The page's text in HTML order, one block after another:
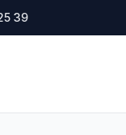
39